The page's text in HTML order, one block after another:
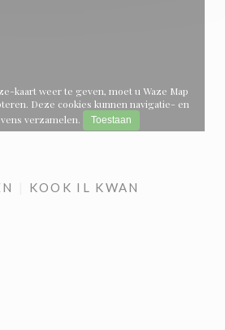
kaart weer te geven, moet u Waze Map
Deze cookies kunnen navigatie- en
verzamelen.
Toestaan
KOOK IL KWAN